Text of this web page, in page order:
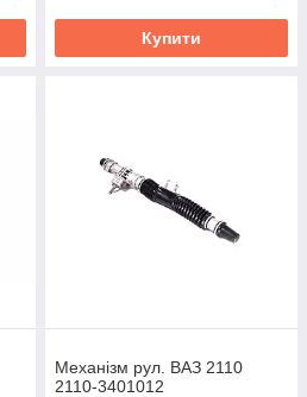
Купити
Механізм рул. ВАЗ 2110
2110-3401012